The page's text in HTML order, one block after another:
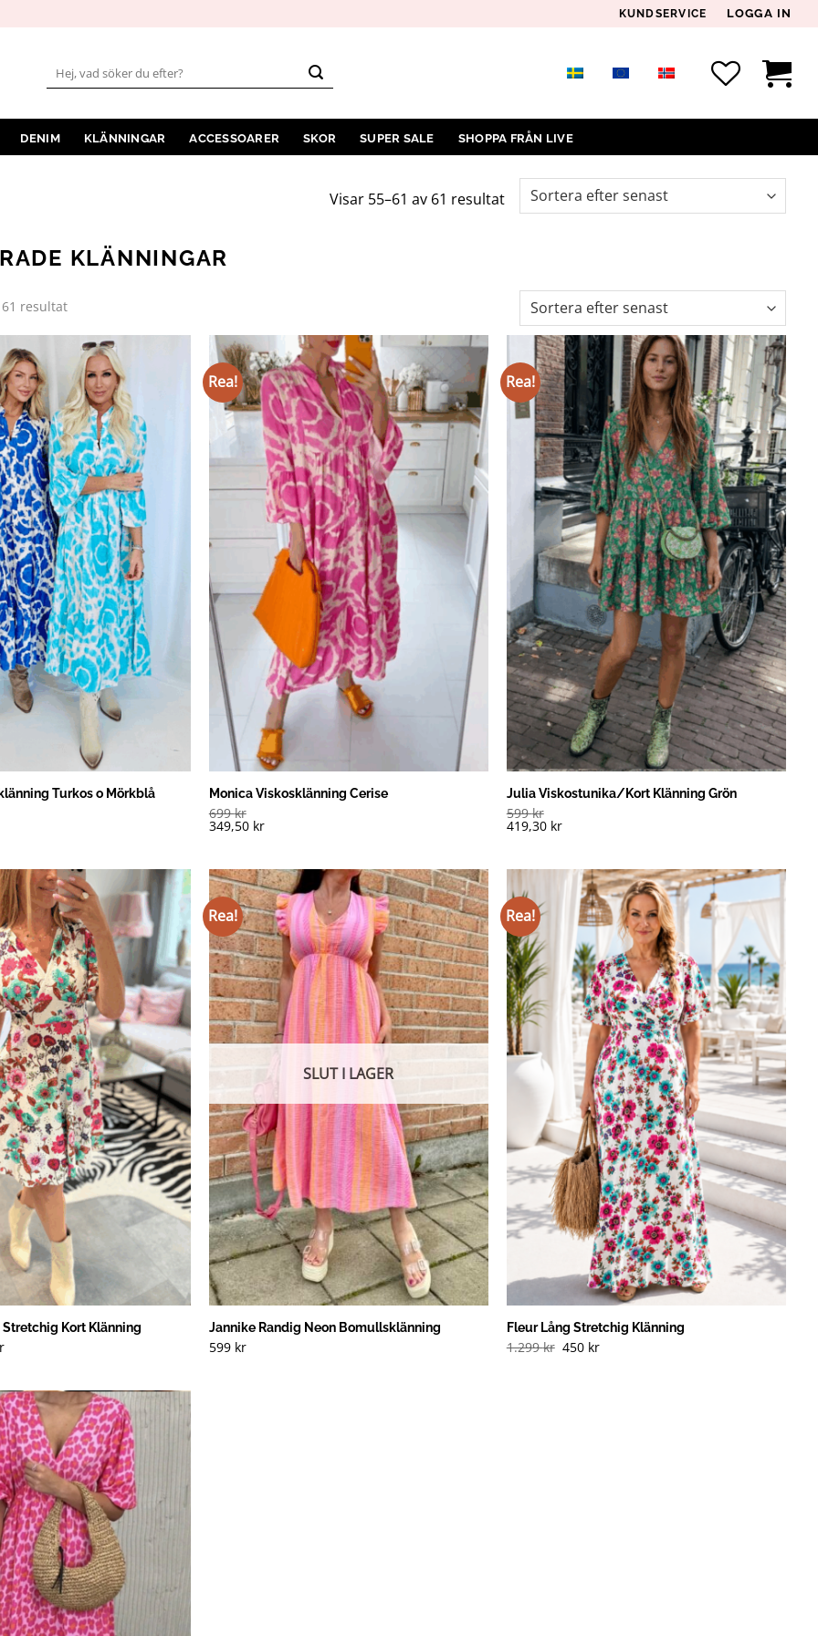
KUNDSERVICE LOGGA IN
Sök
efter:
DENIM KLÄNNINGAR ACCESSOARER SKOR SUPER SALE SHOPPA FRÅN LIVE
Visar 55–61 av 61 resultatSortera
KLÄNNINGAR
61 resultatSortera
senaste
Turkos o Mörkblå
Rea!
Monica Viskosklänning Cerise
699kr
349,50 kr
Rea!
Julia Viskostunika/Kort Klänning Grön
599kr
419,30 kr
Kort Klänning
kr.
Det
400 kr.
Rea!
SLUT I LAGER
Jannike Randig Neon Bomullsklänning
599 kr
Rea!
Fleur Lång Stretchig Klänning
1.299kr Det
450 krDet